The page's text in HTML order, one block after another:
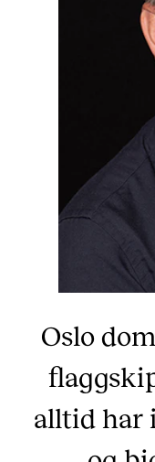
Oslo
alltid har